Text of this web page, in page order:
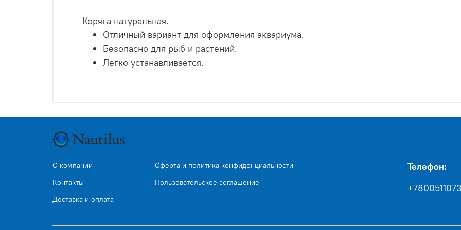
Коряга натуральная.
Отличный вариант для оформления аквариума.
Безопасно для рыб и растений.
Легко устанавливается.
О компании
Контакты
Доставка и оплата
Оферта и политика конфиденциальности
Пользовательское соглашение
Телефон: